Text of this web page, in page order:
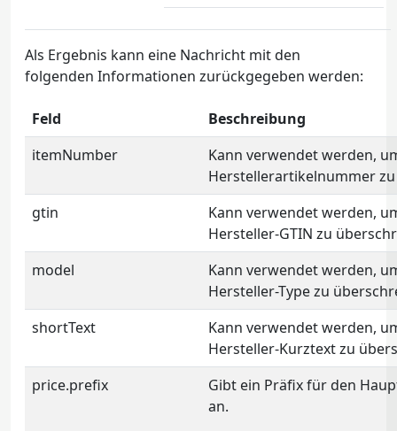
Als Ergebnis kann eine Nachricht mit den
folgenden Informationen zurückgegeben werden:
Feld
Beschreibung
itemNumber
Kann verwendet werden,
Herstellerartikelnummer
gtin
Kann verwendet werden,
Hersteller-GTIN zu
model
Kann verwendet werden,
Hersteller-Type zu
shortText
Kann verwendet werden,
Hersteller-Kurztext zu
price.prefix
Gibt ein Präfix für den
an.